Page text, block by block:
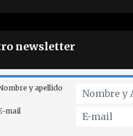
newsletter
y apellido
mail